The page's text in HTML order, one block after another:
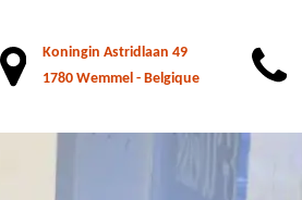
Koningin Astridlaan 49
1780 Wemmel - Belgique